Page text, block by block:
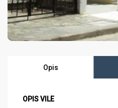
Opis
OPIS VILE